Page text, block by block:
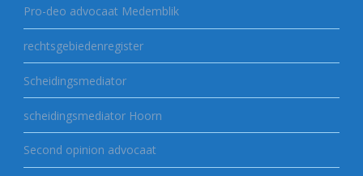
Pro-deo advocaat Medemblik
rechtsgebiedenregister
Scheidingsmediator
scheidingsmediator Hoorn
Second opinion advocaat